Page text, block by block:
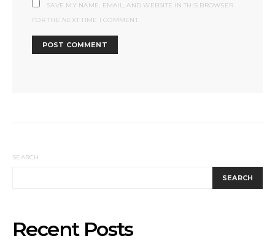
SAVE MY NAME, EMAIL, AND WEBSITE IN THIS BROWSER
FOR THE NEXT TIME I COMMENT.
SEARCH
SEARCH
Recent Posts